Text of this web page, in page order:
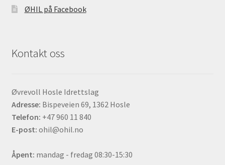
ØHIL på Facebook
Kontakt oss
Øvrevoll Hosle Idrettslag
Adresse: Bispeveien 69, 1362 Hosle
Telefon: +47 960 11 840
E-post: ohil@ohil.no
Åpent: mandag - fredag 08:30-15:30